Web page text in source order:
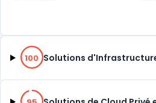
100% de compatibilité
100 Solutions
95% de compatibilité